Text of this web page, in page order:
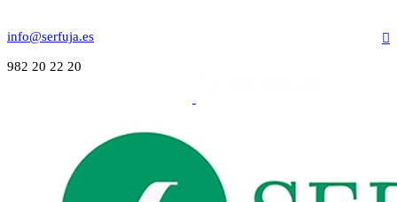
info@serfuja.es
982 20 22 20